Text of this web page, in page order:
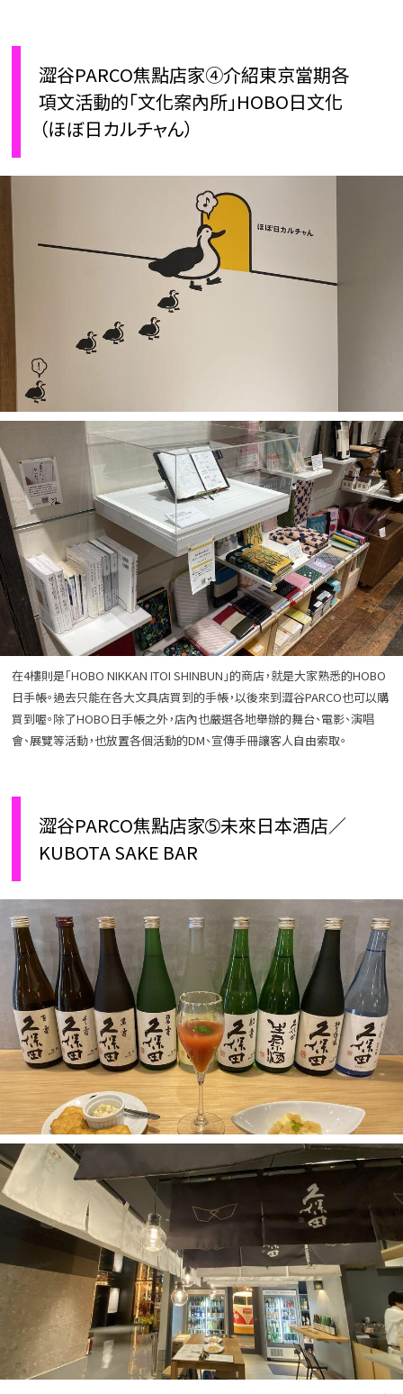
澀谷PARCO焦點店家④介紹東京當期各
項文活動的「文化案內所」HOBO日文化
（ほぼ日カルチャん）
在4樓則是「HOBO NIKKAN ITOI SHINBUN」的商店，就是大家熟悉的HOBO
日手帳。過去只能在各大文具店買到的手帳，以後來到澀谷PARCO也可以購
買到喔。除了HOBO日手帳之外，店內也嚴選各地舉辦的舞台、電影、演唱
會、展覽等活動，也放置各個活動的DM、宣傳手冊讓客人自由索取。
澀谷PARCO焦點店家➄未來日本酒店／
KUBOTA SAKE BAR